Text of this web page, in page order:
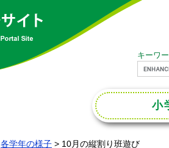
キーワ
小
各学年の様子 > 10月の縦割り班遊び